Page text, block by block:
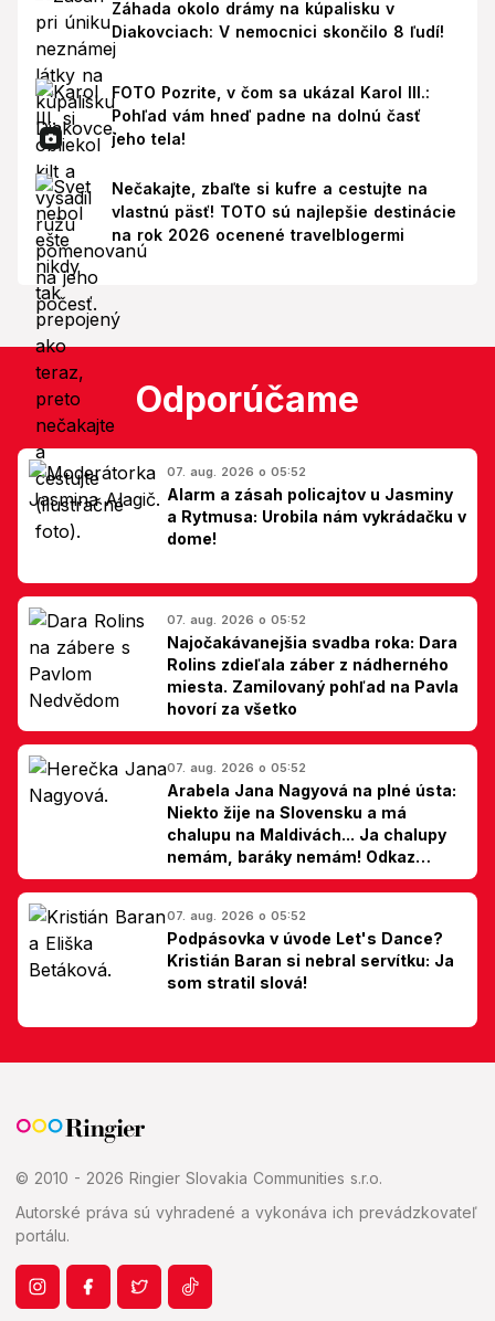
Záhada okolo drámy na kúpalisku v
Diakovciach: V nemocnici skončilo 8 ľudí!
FOTO Pozrite, v čom sa ukázal Karol III.:
Pohľad vám hneď padne na dolnú časť
jeho tela!
Nečakajte, zbaľte si kufre a cestujte na
vlastnú päsť! TOTO sú najlepšie destinácie
na rok 2026 ocenené travelblogermi
Odporúčame
07. aug. 2026 o 05:52
Alarm a zásah policajtov u Jasminy
a Rytmusa: Urobila nám vykrádačku v
dome!
07. aug. 2026 o 05:52
Najočakávanejšia svadba roka: Dara
Rolins zdieľala záber z nádherného
miesta. Zamilovaný pohľad na Pavla
hovorí za všetko
07. aug. 2026 o 05:52
Arabela Jana Nagyová na plné ústa:
Niekto žije na Slovensku a má
chalupu na Maldivách... Ja chalupy
nemám, baráky nemám! Odkaz
Slovákom
07. aug. 2026 o 05:52
Podpásovka v úvode Let's Dance?
Kristián Baran si nebral servítku: Ja
som stratil slová!
© 2010 - 2026 Ringier Slovakia Communities s.r.o.
Autorské práva sú vyhradené a vykonáva ich prevádzkovateľ
portálu.